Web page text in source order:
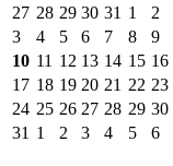
27 28 29 30 31 1
2
3
4 5 6 7 8
9
10 11 12 13 14 15 16
17 18 19 20 21 22 23
24 25 26 27 28 29 30
31 1 2 3 4 5 6